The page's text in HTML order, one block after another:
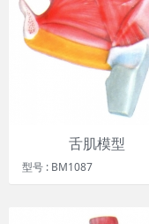
舌肌模型
型号 : BM1087